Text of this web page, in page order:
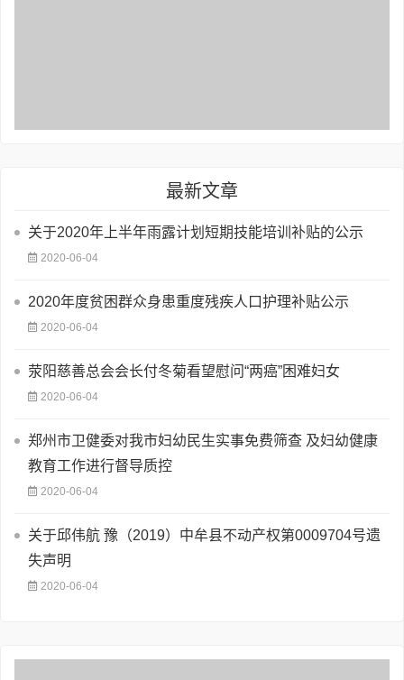
最新文章
关于2020年上半年雨露计划短期技能培训补贴的公示
2020-06-04
2020年度贫困群众身患重度残疾人口护理补贴公示
2020-06-04
荥阳慈善总会会长付冬菊看望慰问“两癌”困难妇女
2020-06-04
郑州市卫健委对我市妇幼民生实事免费筛查 及妇幼健康
教育工作进行督导质控
2020-06-04
关于邱伟航 豫（2019）中牟县不动产权第0009704号遗
失声明
2020-06-04